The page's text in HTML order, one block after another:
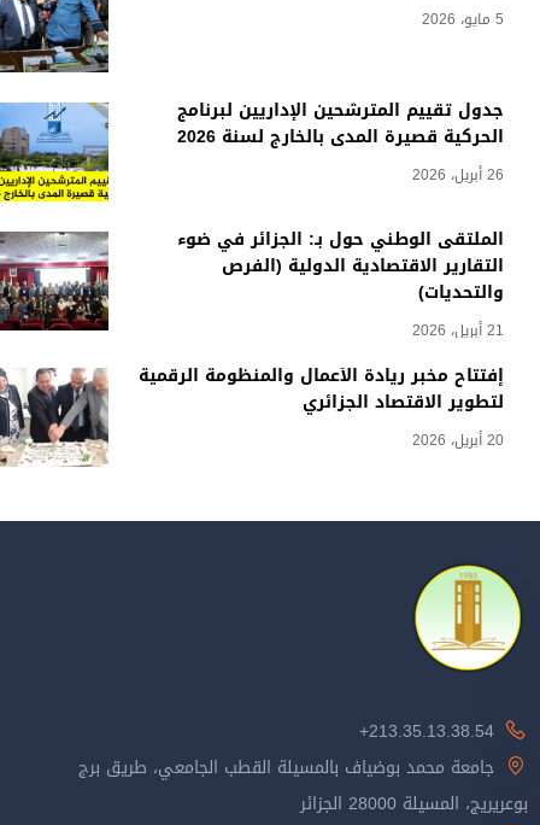
5 مايو، 2026
جدول تقييم المترشحين الإداريين لبرنامج
الحركية قصيرة المدى بالخارج لسنة 2026
26 أبريل، 2026
الملتقى الوطني حول بـ: الجزائر في ضوء
التقارير الاقتصادية الدولية (الفرص
والتحديات)
21 أبريل، 2026
إفتتاح مخبر ريادة الأعمال والمنظومة الرقمية
لتطوير الاقتصاد الجزائري
20 أبريل، 2026
213.35.13.38.54+
جامعة محمد بوضياف بالمسيلة القطب الجامعي، طريق برج
بوعريريج، المسيلة 28000 الجزائر